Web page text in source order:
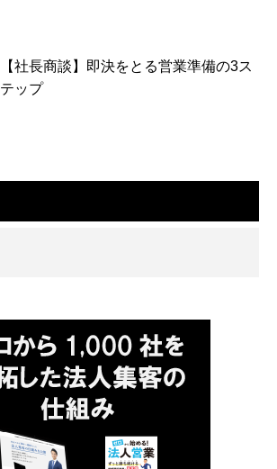
【社長商談】即決をとる営業準備の3ス
テップ